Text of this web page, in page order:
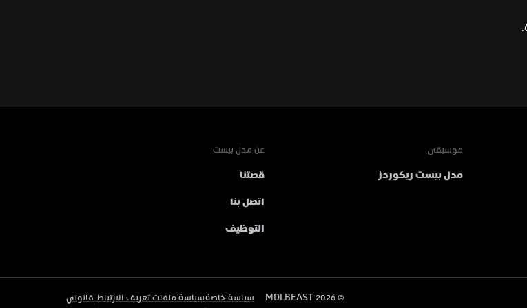
موسيقى
مدل بيست ريكوردز
عن مدل بيست
قصتنا
اتصل بنا
التوظيف
©
2026 سياسة خاصةسياسة ملفات تعريف الارتباط قانوني